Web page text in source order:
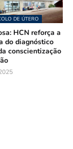
DE ÚTERO
HCN reforça a
do diagnóstico
conscientização